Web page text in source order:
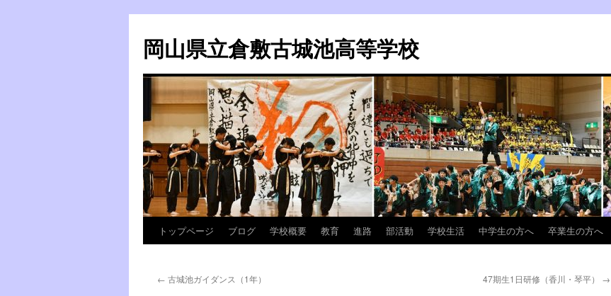
岡山県立倉敷古城池高等学校
トップページ ブログ 学校概要 教育 進路 部活動 学校生活 中学生の方へ 卒業生の方へ
← 古城池ガイダンス（1年） 47期生1日研修（香川・琴平） →